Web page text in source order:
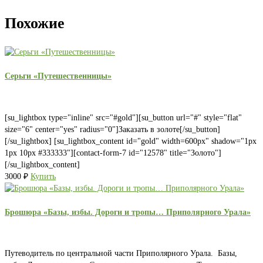
Похожие
Серьги «Путешественницы»
[su_lightbox type="inline" src="#gold"][su_button url="#" style="flat"
size="6" center="yes" radius="0"]Заказать в золоте[/su_button]
[/su_lightbox] [su_lightbox_content id="gold" width=600px" shadow="1px
1px 10px #333333"][contact-form-7 id="12578" title="Золото"]
[/su_lightbox_content]
3000 ₽ Купить
Брошюра «Базы, избы. Дороги и тропы… Приполярного Урала»
Путеводитель по центральной части Приполярного Урала. Базы,